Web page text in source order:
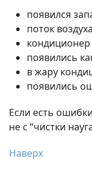
появился
поток
появились
в жару
появились
Если есть
не с “чистки
Наверх